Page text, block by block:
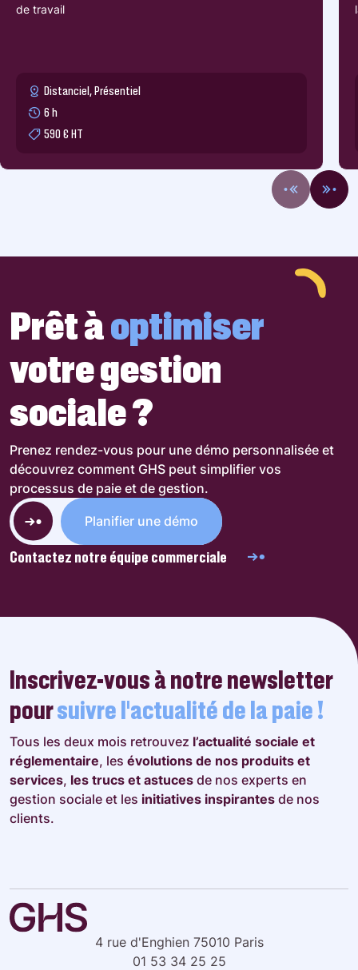
de travail
Distanciel, Présentiel
6 h
590 € HT
Prêt àoptimiser
votre gestion
sociale ?
Prenez rendez-vous pour une démo personnalisée et
découvrez comment GHS peut simplifier vos
processus de paie et de gestion.
Planifier une démo
Contactez notre équipe commerciale
Inscrivez-vous à notre newsletter
poursuivre l’actualité de la paie !
Tous les deux mois retrouvez l’actualité sociale et
réglementaire, les évolutions de nos produits et
services, les trucs et astuces de nos experts en
gestion sociale et les initiatives inspirantes de nos
clients.
4 rue d'Enghien 75010 Paris
01 53 34 25 25